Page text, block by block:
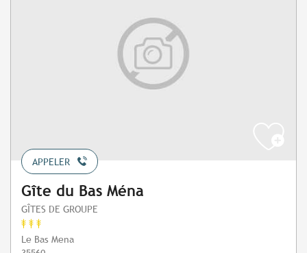
APPELER
Gîte du Bas Ména
GÎTES DE GROUPE
Le Bas Mena